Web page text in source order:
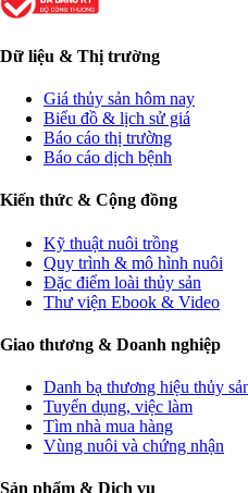
Dữ liệu & Thị trường
Giá thủy sản hôm nay
Biểu đồ & lịch sử giá
Báo cáo thị trường
Báo cáo dịch bệnh
Kiến thức & Cộng đồng
Kỹ thuật nuôi trồng
Quy trình & mô hình nuôi
Đặc điểm loài thủy sản
Thư viện Ebook & Video
Giao thương & Doanh nghiệp
Danh bạ thương hiệu thủy
Tuyển dụng, việc làm
Tìm nhà mua hàng
Vùng nuôi và chứng nhận
Sản phẩm & Dịch vụ